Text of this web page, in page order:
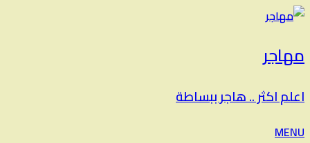
مهاجر
اعلم اكثر .. هاجر ببساطة
MENU